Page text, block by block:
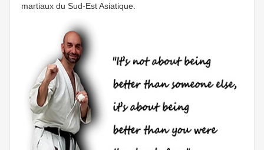
martiaux du Sud-Est Asiatique.